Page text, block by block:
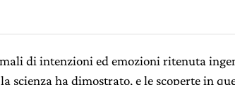
di intenzioni ed emozioni ritenuta
scienza ha dimostrato, e le scoperte in